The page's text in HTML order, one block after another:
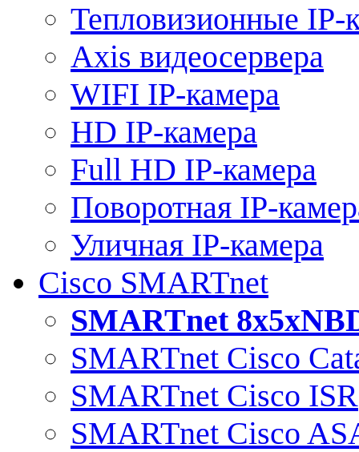
Тепловизионные IP-
Axis видеосервера
WIFI IP-камера
HD IP-камера
Full HD IP-камера
Поворотная IP-
Уличная IP-камера
Cisco SMARTnet
SMARTnet
SMARTnet Cisco
SMARTnet Cisco ISR
SMARTnet Cisco